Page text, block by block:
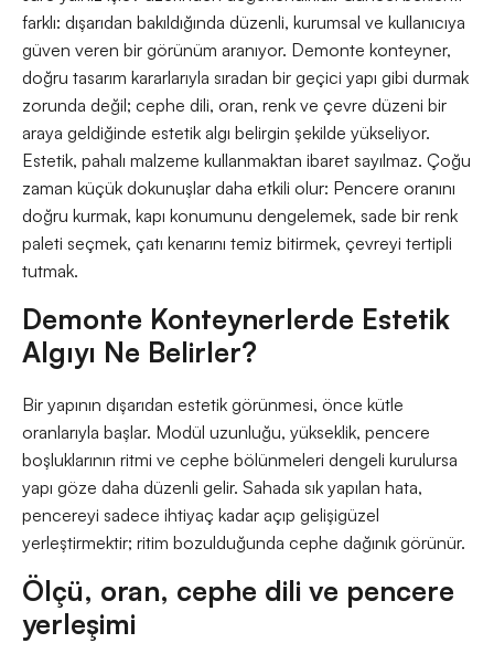
farklı: dışarıdan bakıldığında düzenli, kurumsal ve kullanıcıya
güven veren bir görünüm aranıyor. Demonte konteyner,
doğru tasarım kararlarıyla sıradan bir geçici yapı gibi durmak
zorunda değil; cephe dili, oran, renk ve çevre düzeni bir
araya geldiğinde estetik algı belirgin şekilde yükseliyor.
Estetik, pahalı malzeme kullanmaktan ibaret sayılmaz. Çoğu
zaman küçük dokunuşlar daha etkili olur: Pencere oranını
doğru kurmak, kapı konumunu dengelemek, sade bir renk
paleti seçmek, çatı kenarını temiz bitirmek, çevreyi tertipli
tutmak.
Demonte Konteynerlerde Estetik
Algıyı Ne Belirler?
Bir yapının dışarıdan estetik görünmesi, önce kütle
oranlarıyla başlar. Modül uzunluğu, yükseklik, pencere
boşluklarının ritmi ve cephe bölünmeleri dengeli kurulursa
yapı göze daha düzenli gelir. Sahada sık yapılan hata,
pencereyi sadece ihtiyaç kadar açıp gelişigüzel
yerleştirmektir; ritim bozulduğunda cephe dağınık görünür.
Ölçü, oran, cephe dili ve pencere
yerleşimi